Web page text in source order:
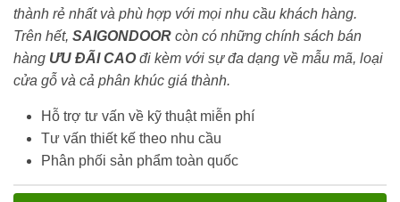
thành rẻ nhất và phù hợp với mọi nhu cầu khách hàng.
Trên hết, SAIGONDOOR còn có những chính sách bán
hàng ƯU ĐÃI CAOđi kèm với sự đa dạng về mẫu mã, loại
cửa gỗ và cả phân khúc giá thành.
Hỗ trợ tư vấn về kỹ thuật miễn phí
Tư vấn thiết kế theo nhu cầu
Phân phối sản phẩm toàn quốc